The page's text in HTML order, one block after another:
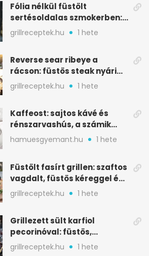
Fólia nélkül füstölt
sertésoldalas szmokerben:
ropogós bark, 6 óra
grillreceptek.hu 1 hete
Reverse sear ribeye a
rácson: füstös steak nyári
tökkebabbal
grillreceptek.hu 1 hete
Kaffeost: sajtos kávé és
rénszarvashús, a számik
melegítő itala
hamuesgyemant.hu 1 hete
Füstölt fasírt grillen: szaftos
vagdalt, füstös kéreggel és
BBQ mázzal
grillreceptek.hu 1 hete
Grillezett sült karfiol
pecorinóval: füstös,
karamellizált nyári kedvenc
grillreceptek.hu 1 hete